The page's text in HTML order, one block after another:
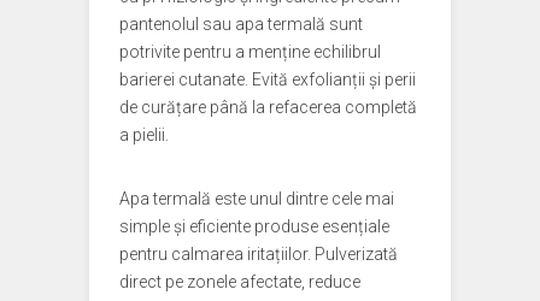
pantenolul sau apa termală sunt
potrivite pentru a menține echilibrul
barierei cutanate. Evită exfolianții și perii
de curățare până la refacerea completă
a pielii.
Apa termală este unul dintre cele mai
simple și eficiente produse esențiale
pentru calmarea iritațiilor. Pulverizată
direct pe zonele afectate, reduce